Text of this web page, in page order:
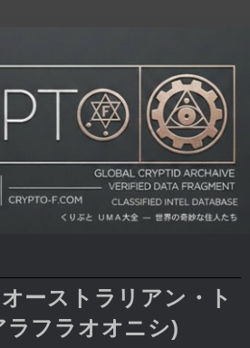
ーストラリアン・ト
ラフラオオニシ)